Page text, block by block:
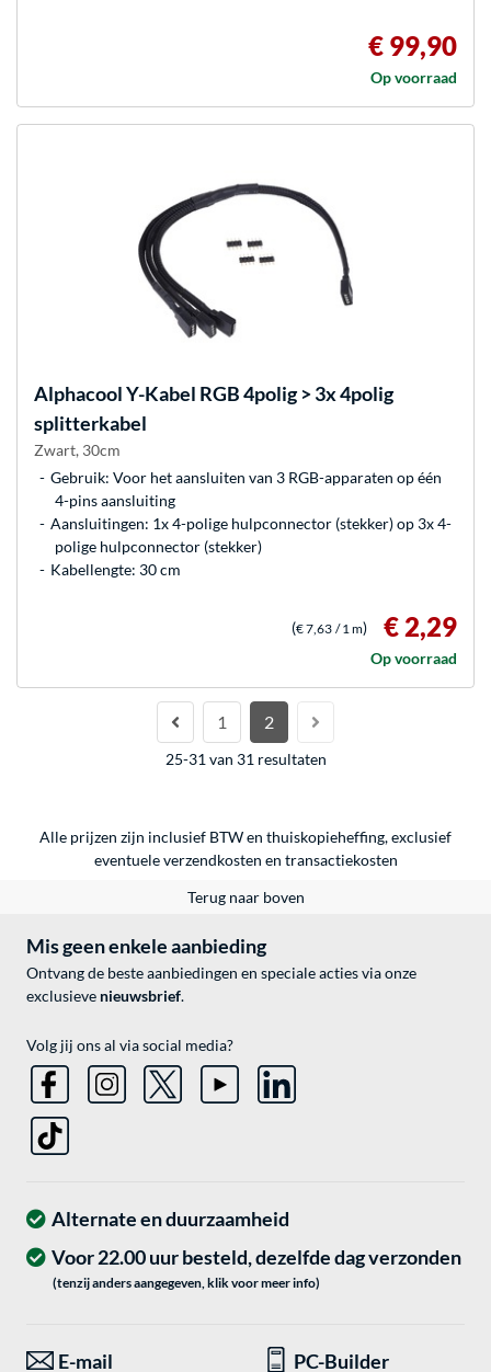
€ 99,90
Op voorraad
AlphacoolY-Kabel RGB 4polig > 3x 4polig
splitterkabel
Zwart, 30cm
Gebruik: Voor het aansluiten van 3 RGB-apparaten op één
4-pins aansluiting
Aansluitingen: 1x 4-polige hulpconnector (stekker) op 3x 4-
polige hulpconnector (stekker)
Kabellengte: 30 cm
(€ 7,63 / 1 m) € 2,29
Op voorraad
1 2
25-31 van 31 resultaten
Alle prijzen zijn inclusief BTW en thuiskopieheffing, exclusief
eventueleverzendkosten en transactiekosten
Terug naar boven
Mis geen enkele aanbieding
Ontvang de beste aanbiedingen en speciale acties via onze
exclusieve nieuwsbrief.
Volg jij ons al via social media?
Alternate en duurzaamheid
Voor 22.00 uur besteld, dezelfde dag verzonden
(tenzij anders aangegeven, klik voor meer info)
E-mail PC-Builder